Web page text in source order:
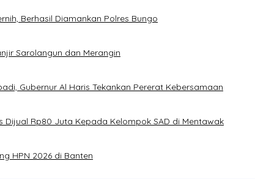
Berhasil Diamankan Polres Bungo
Sarolangun dan Merangin
Gubernur Al Haris Tekankan Pererat Kebersamaan
Dijual Rp80 Juta Kepada Kelompok SAD di Mentawak
HPN 2026 di Banten